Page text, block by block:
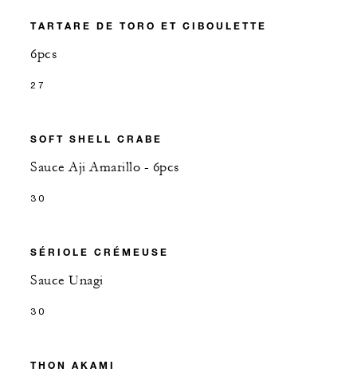
TARTARE DE TORO ET CIBOULETTE
6pcs
27
SOFT SHELL CRABE
Sauce Aji Amarillo - 6pcs
30
SÉRIOLE CRÉMEUSE
Sauce Unagi
30
THON AKAMI